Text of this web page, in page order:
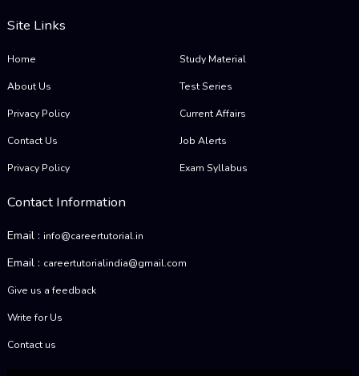
Site Links
Home
About Us
Privacy Policy
Contact Us
Privacy Policy
Study Material
Test Series
Current Affairs
Job Alerts
Exam Syllabus
Contact Information
Email : info@careertutorial.in
Email : careertutorialindia@gmail.com
Give us a feedback
Write for Us
Contact us